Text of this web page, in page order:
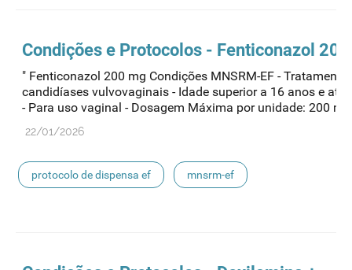
Condições e Protocolos - Fenticonazol
" Fenticonazol 200 mg Condições MNSRM-EF - Tratamento
candidíases vulvovaginais - Idade superior a 16 anos e até
- Para uso vaginal - Dosagem Máxima por unidade: 200 mg
22/01/2026
protocolo de dispensa ef mnsrm-ef